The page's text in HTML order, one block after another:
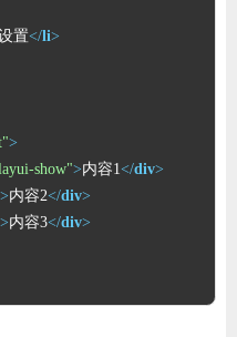
置</li>
>
show">内容1</div>
>内容2</div>
>内容3</div>